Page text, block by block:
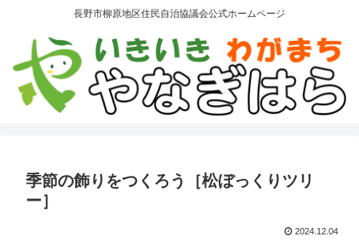
長野市柳原地区住民自治協議会公式ホームページ
季節の飾りをつくろう［松ぼっくりツリ
ー］
2024.12.04